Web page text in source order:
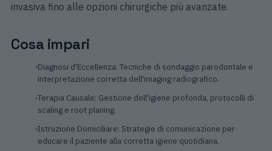
invasiva fino alle opzioni chirurgiche più avanzate.
Cosa impari
Diagnosi d'Eccellenza: Tecniche di sondaggio parodontale e
interpretazione corretta dell'imaging radiografico.
Terapia Causale: Gestione dell'igiene profonda, protocolli di
scaling e root planing.
Istruzione Domiciliare: Strategie di comunicazione per
educare il paziente alla corretta igiene quotidiana.